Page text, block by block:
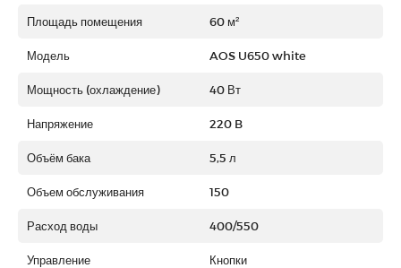
Площадь помещения 60 м²
Модель AOS U650 white
Мощность (охлаждение) 40 Вт
Напряжение 220 B
Объём бака 5,5 л
Объем обслуживания 150
Расход воды 400/550
Управление Кнопки